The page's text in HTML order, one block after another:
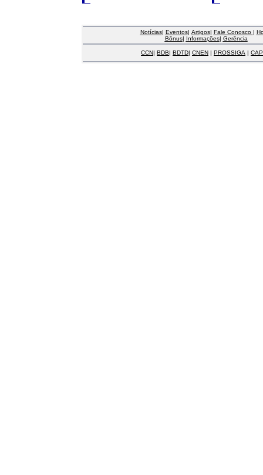
Notícias| Eventos| Artigos| Fale Conosco |
Bônus| Informações| Gerência
CCN| BDB| BDTD| CNEN | PROSSIGA |